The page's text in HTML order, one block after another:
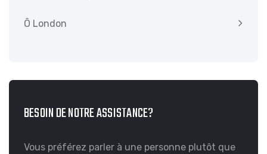
Ô London
BESOIN DE NOTRE ASSISTANCE?
Vous préférez parler à une personne plutôt que